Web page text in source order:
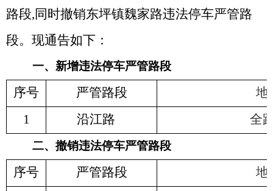
路段,同时撤销东坪镇魏家路违法停车严管路
段。 现通告如下：
一、 新增违法停车严管路段
序号 严管路段
地
1
沿江路 全
二、 撤销违法停车严管路段
序号 严管路段 地